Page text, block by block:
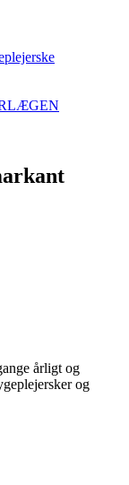
årligt og
og